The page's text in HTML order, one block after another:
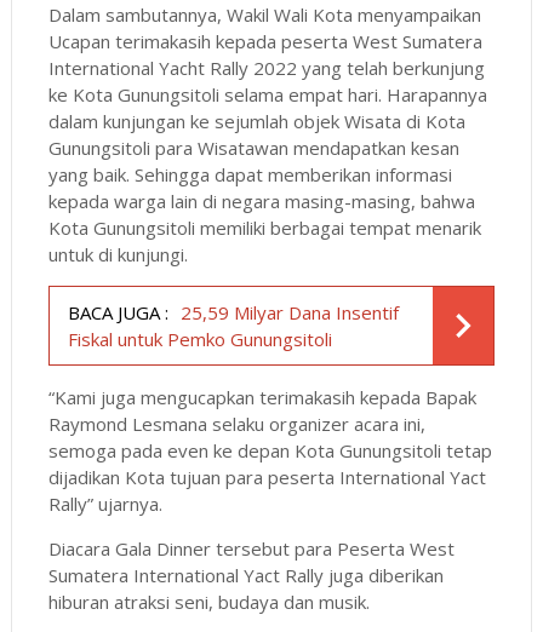
Dalam sambutannya, Wakil Wali Kota menyampaikan
Ucapan terimakasih kepada peserta West Sumatera
International Yacht Rally 2022 yang telah berkunjung
ke Kota Gunungsitoli selama empat hari. Harapannya
dalam kunjungan ke sejumlah objek Wisata di Kota
Gunungsitoli para Wisatawan mendapatkan kesan
yang baik. Sehingga dapat memberikan informasi
kepada warga lain di negara masing-masing, bahwa
Kota Gunungsitoli memiliki berbagai tempat menarik
untuk di kunjungi.
BACA JUGA : 25,59 Milyar Dana Insentif
Fiskal untuk Pemko Gunungsitoli
“Kami juga mengucapkan terimakasih kepada Bapak
Raymond Lesmana selaku organizer acara ini,
semoga pada even ke depan Kota Gunungsitoli tetap
dijadikan Kota tujuan para peserta International Yact
Rally” ujarnya.
Diacara Gala Dinner tersebut para Peserta West
Sumatera International Yact Rally juga diberikan
hiburan atraksi seni, budaya dan musik.